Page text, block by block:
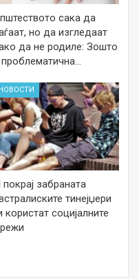
сака да
но да изгледаат
да не родиле: Зошто
НОВОСТИ
покрај забраната
тинејџери
користат социјалните